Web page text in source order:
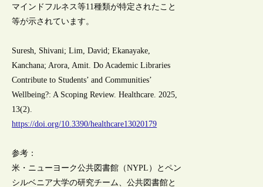
マインドフルネス等11種類が特定されたこと
等が示されています。
Suresh, Shivani; Lim, David; Ekanayake,
Kanchana; Arora, Amit. Do Academic Libraries
Contribute to Students’ and Communities’
Wellbeing?: A Scoping Review. Healthcare. 2025,
13(2).
https://doi.org/10.3390/healthcare13020179
参考：
米・ニューヨーク公共図書館（NYPL）とペン
シルベニア大学の研究チーム、公共図書館と